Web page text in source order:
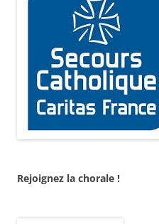
Rejoignez la chorale !